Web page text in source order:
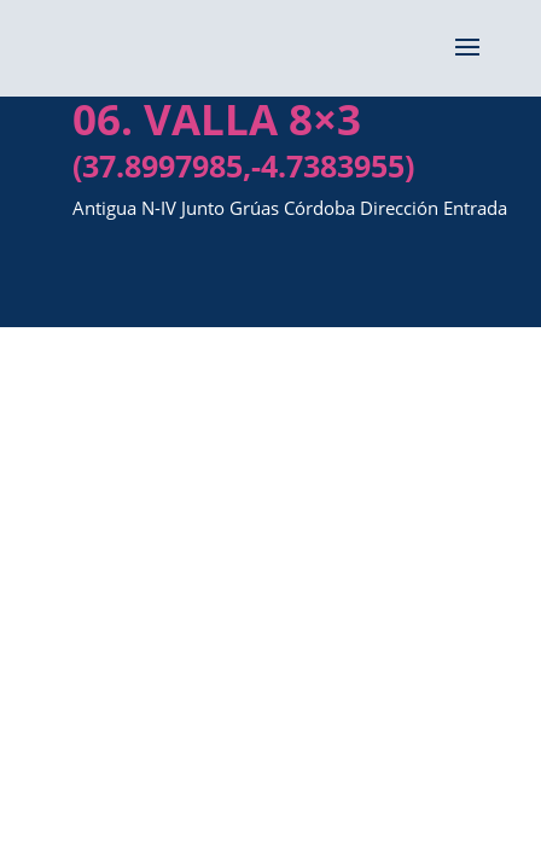
06. VALLA 8×3
(37.8997985,-4.7383955)
Antigua N-IV Junto Grúas Córdoba Dirección Entrada